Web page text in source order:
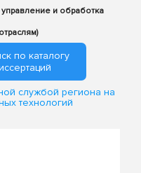
и обработка
по каталогу
службой региона на
технологий